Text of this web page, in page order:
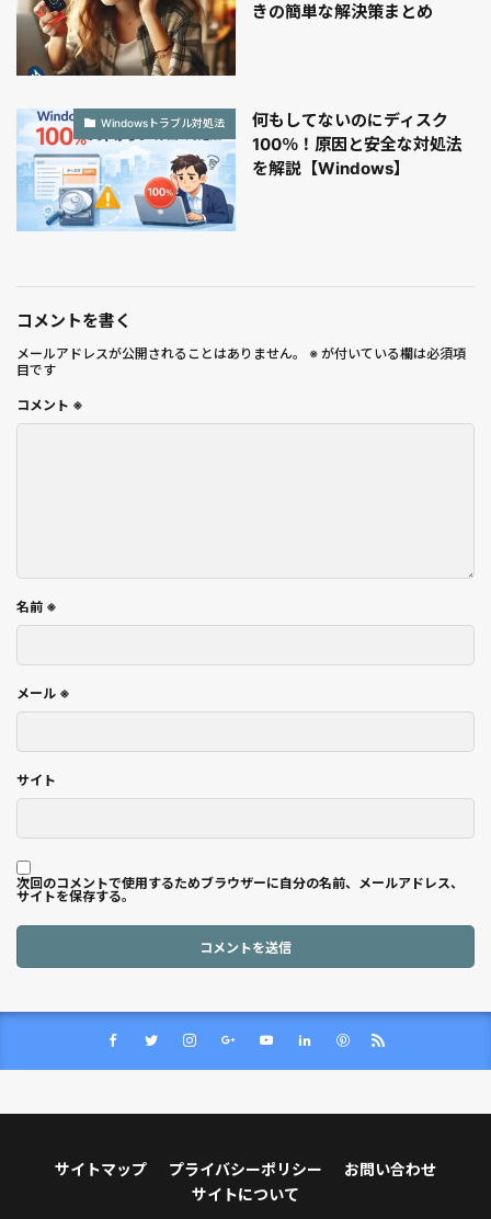
きの簡単な解決策まとめ
Windowsトラブル対処法
何もしてないのにディスク
100％！原因と安全な対処法
を解説【Windows】
コメントを書く
メールアドレスが公開されることはありません。 ※ が付いている欄は必須項
目です
コメント ※
名前 ※
メール ※
サイト
次回のコメントで使用するためブラウザーに自分の名前、メールアドレス、
サイトを保存する。
サイトマップ プライバシーポリシー
お問い合わせ
サイトについて